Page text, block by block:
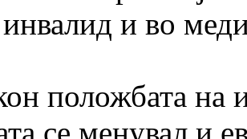
инвалид и во
положбата на